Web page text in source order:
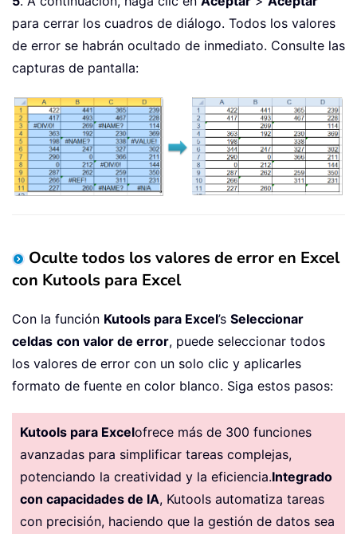
para cerrar los cuadros de diálogo. Todos los valores
de error se habrán ocultado de inmediato. Consulte las
capturas de pantalla:
Oculte todos los valores de error en Excel
con Kutools para Excel
Con la función Kutools para Excel’s Seleccionar
celdas con valor de error, puede seleccionar todos
los valores de error con un solo clic y aplicarles
formato de fuente en color blanco. Siga estos pasos:
Kutools para Excelofrece más de 300 funciones
avanzadas para simplificar tareas complejas,
potenciando la creatividad y la eficiencia.Integrado
con capacidades de IA, Kutools automatiza tareas
con precisión, haciendo que la gestión de datos sea